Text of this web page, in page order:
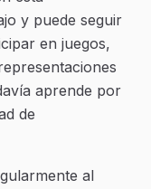
y puede seguir
en juegos,
aprende por
de
al